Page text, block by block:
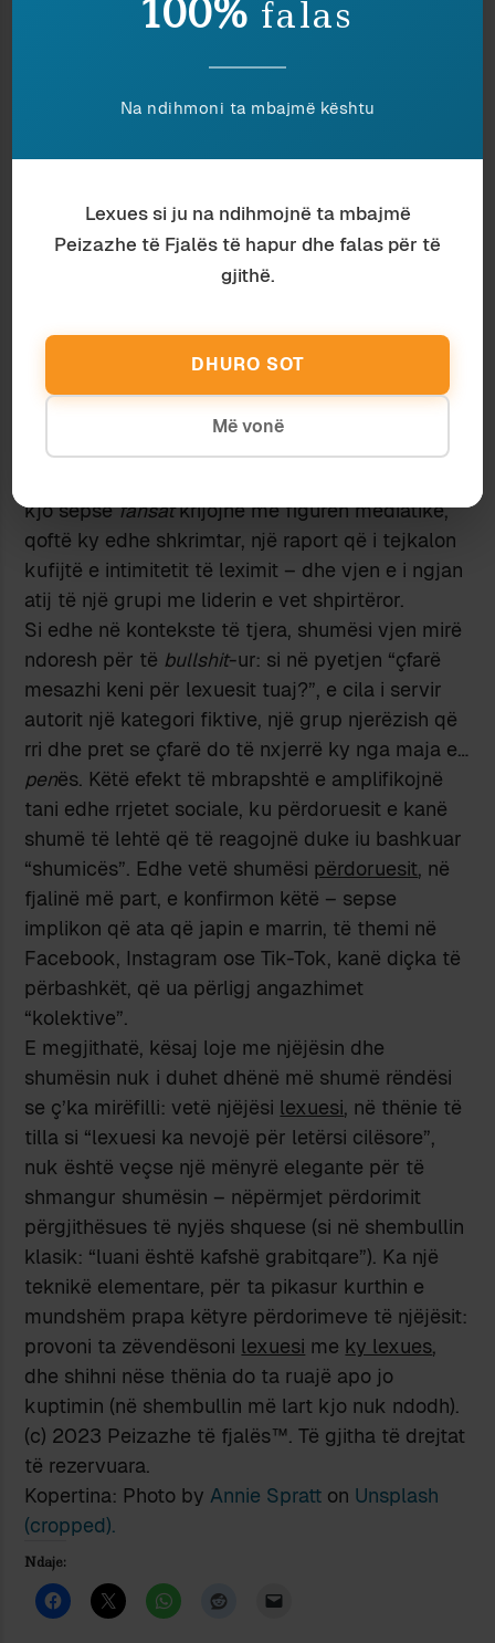
në Francë edhe sot – me siguri lexohet; por
e romanit në kohën e tashme janë aq të
shpërfillja e dallimit kohor mund dhe do të
e kohës, që mund t’ia atribuojmë emrit të
vepruesitlexues, e përligj edhe përdorimin e
këtij emri në shumës – për të dalluar ata që
lexojnë tanidhe ata që mbasedo ta lexojnëpas
50 vjetësh të tjera.
Shumësi mbase nuk funksionon aq mirë, për të
përcjellë kuptimin e “ndjekësve, dashamirësve,
fansave” – p.sh. “lexuesite Kadaresë nuk e
kjo sepsefansatkrijojnë me figurën mediatike,
qoftë ky edhe shkrimtar, një raport që i tejkalon
kufijtë e intimitetit të leximit – dhe vjen e i ngjan
atij të një grupi me liderin e vet shpirtëror.
Si edhe në kontekste të tjera, shumësi vjen mirë
ndoresh për të bullshit-ur: si në pyetjen “çfarë
mesazhi keni për lexuesit tuaj?”, e cila i servir
autorit një kategori fiktive, një grup njerëzish që
rri dhe pret se çfarë do të nxjerrë ky nga maja e…
penës. Këtë efekt të mbrapshtë e amplifikojnë
tani edhe rrjetet sociale, ku përdoruesit e kanë
shumë të lehtë që të reagojnë duke iu bashkuar
“shumicës”. Edhe vetë shumësi përdoruesit, në
fjalinë më part, e konfirmon këtë – sepse
implikon që ata që japin e marrin, të themi në
Facebook, Instagram ose Tik-Tok, kanë diçka të
përbashkët, që ua përligj angazhimet
“kolektive”.
E megjithatë, kësaj loje me njëjësin dhe
shumësin nuk i duhet dhënë më shumë rëndësi
se ç’ka mirëfilli: vetë njëjësi lexuesi, në thënie të
tilla si “lexuesi ka nevojë për letërsi cilësore”,
nuk është veçse një mënyrë elegante për të
shmangur shumësin – nëpërmjet përdorimit
përgjithësues të nyjës shquese (si në shembullin
klasik: “luani është kafshë grabitqare”). Ka një
teknikë elementare, për ta pikasur kurthin e
mundshëm prapa këtyre përdorimeve të njëjësit:
provoni ta zëvendësoni lexuesi me ky lexues,
dhe shihni nëse thënia do ta ruajë apo jo
kuptimin (në shembullin më lart kjo nuk ndodh).
(c) 2023 Peizazhe të fjalës™. Të gjitha të drejtat
të rezervuara.
Kopertina: Photo byAnnie Spratt on Unsplash
(cropped).
Ndaje:
100% falas
Na ndihmoni ta mbajmë kështu
Lexues si ju na ndihmojnë ta mbajmë
Peizazhe të Fjalës të hapur dhe falas për të
gjithë.
DHURO SOT
Më vonë